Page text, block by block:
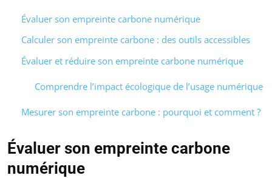
Évaluer son empreinte carbone numérique
Calculer son empreinte carbone : des outils accessibles
Évaluer et réduire son empreinte carbone numérique
Comprendre l’impact écologique de l’usage numérique
Mesurer son empreinte carbone : pourquoi et comment ?
Évaluer son empreinte carbone
numérique